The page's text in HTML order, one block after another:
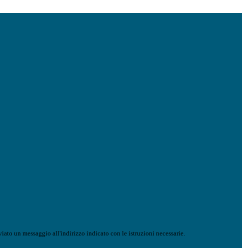
un messaggio all'indirizzo indicato con le istruzioni necessarie.